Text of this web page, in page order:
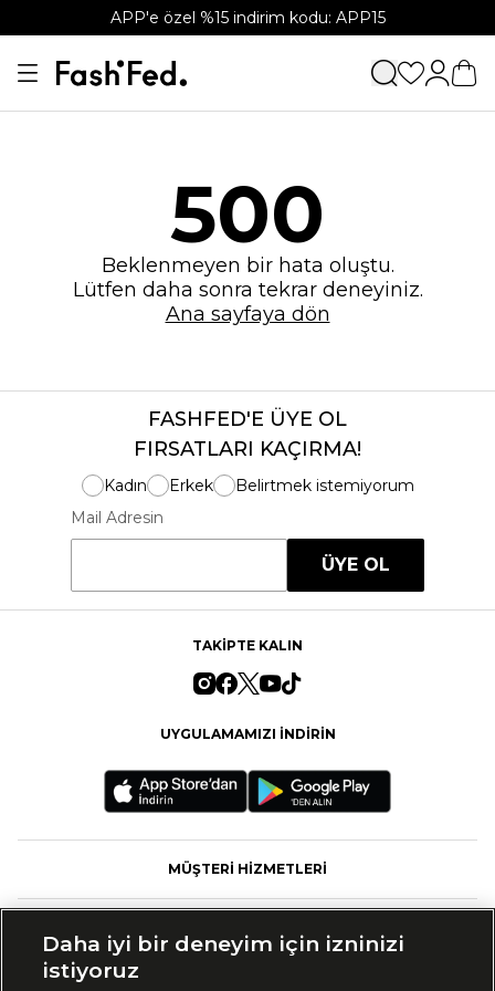
APP'e özel %15 indirim kodu: APP15
500
Beklenmeyen bir hata oluştu.
Lütfen daha sonra tekrar deneyiniz.
Ana sayfaya dön
FASHFED'E ÜYE OL
FIRSATLARI KAÇIRMA!
Kadın Erkek
Belirtmek istemiyorum
Mail Adresin
ÜYE OL
TAKİPTE KALIN
UYGULAMAMIZI İNDİRİN
MÜŞTERİ HİZMETLERİ
Daha iyi bir deneyim için izninizi
istiyoruz